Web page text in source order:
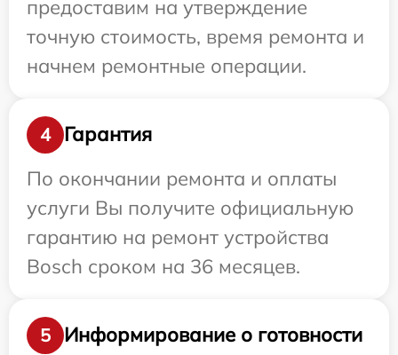
предоставим на утверждение
точную стоимость, время ремонта и
начнем ремонтные операции.
4
Гарантия
По окончании ремонта и оплаты
услуги Вы получите официальную
гарантию на ремонт устройства
Bosch сроком на 36 месяцев.
5
Информирование о готовности